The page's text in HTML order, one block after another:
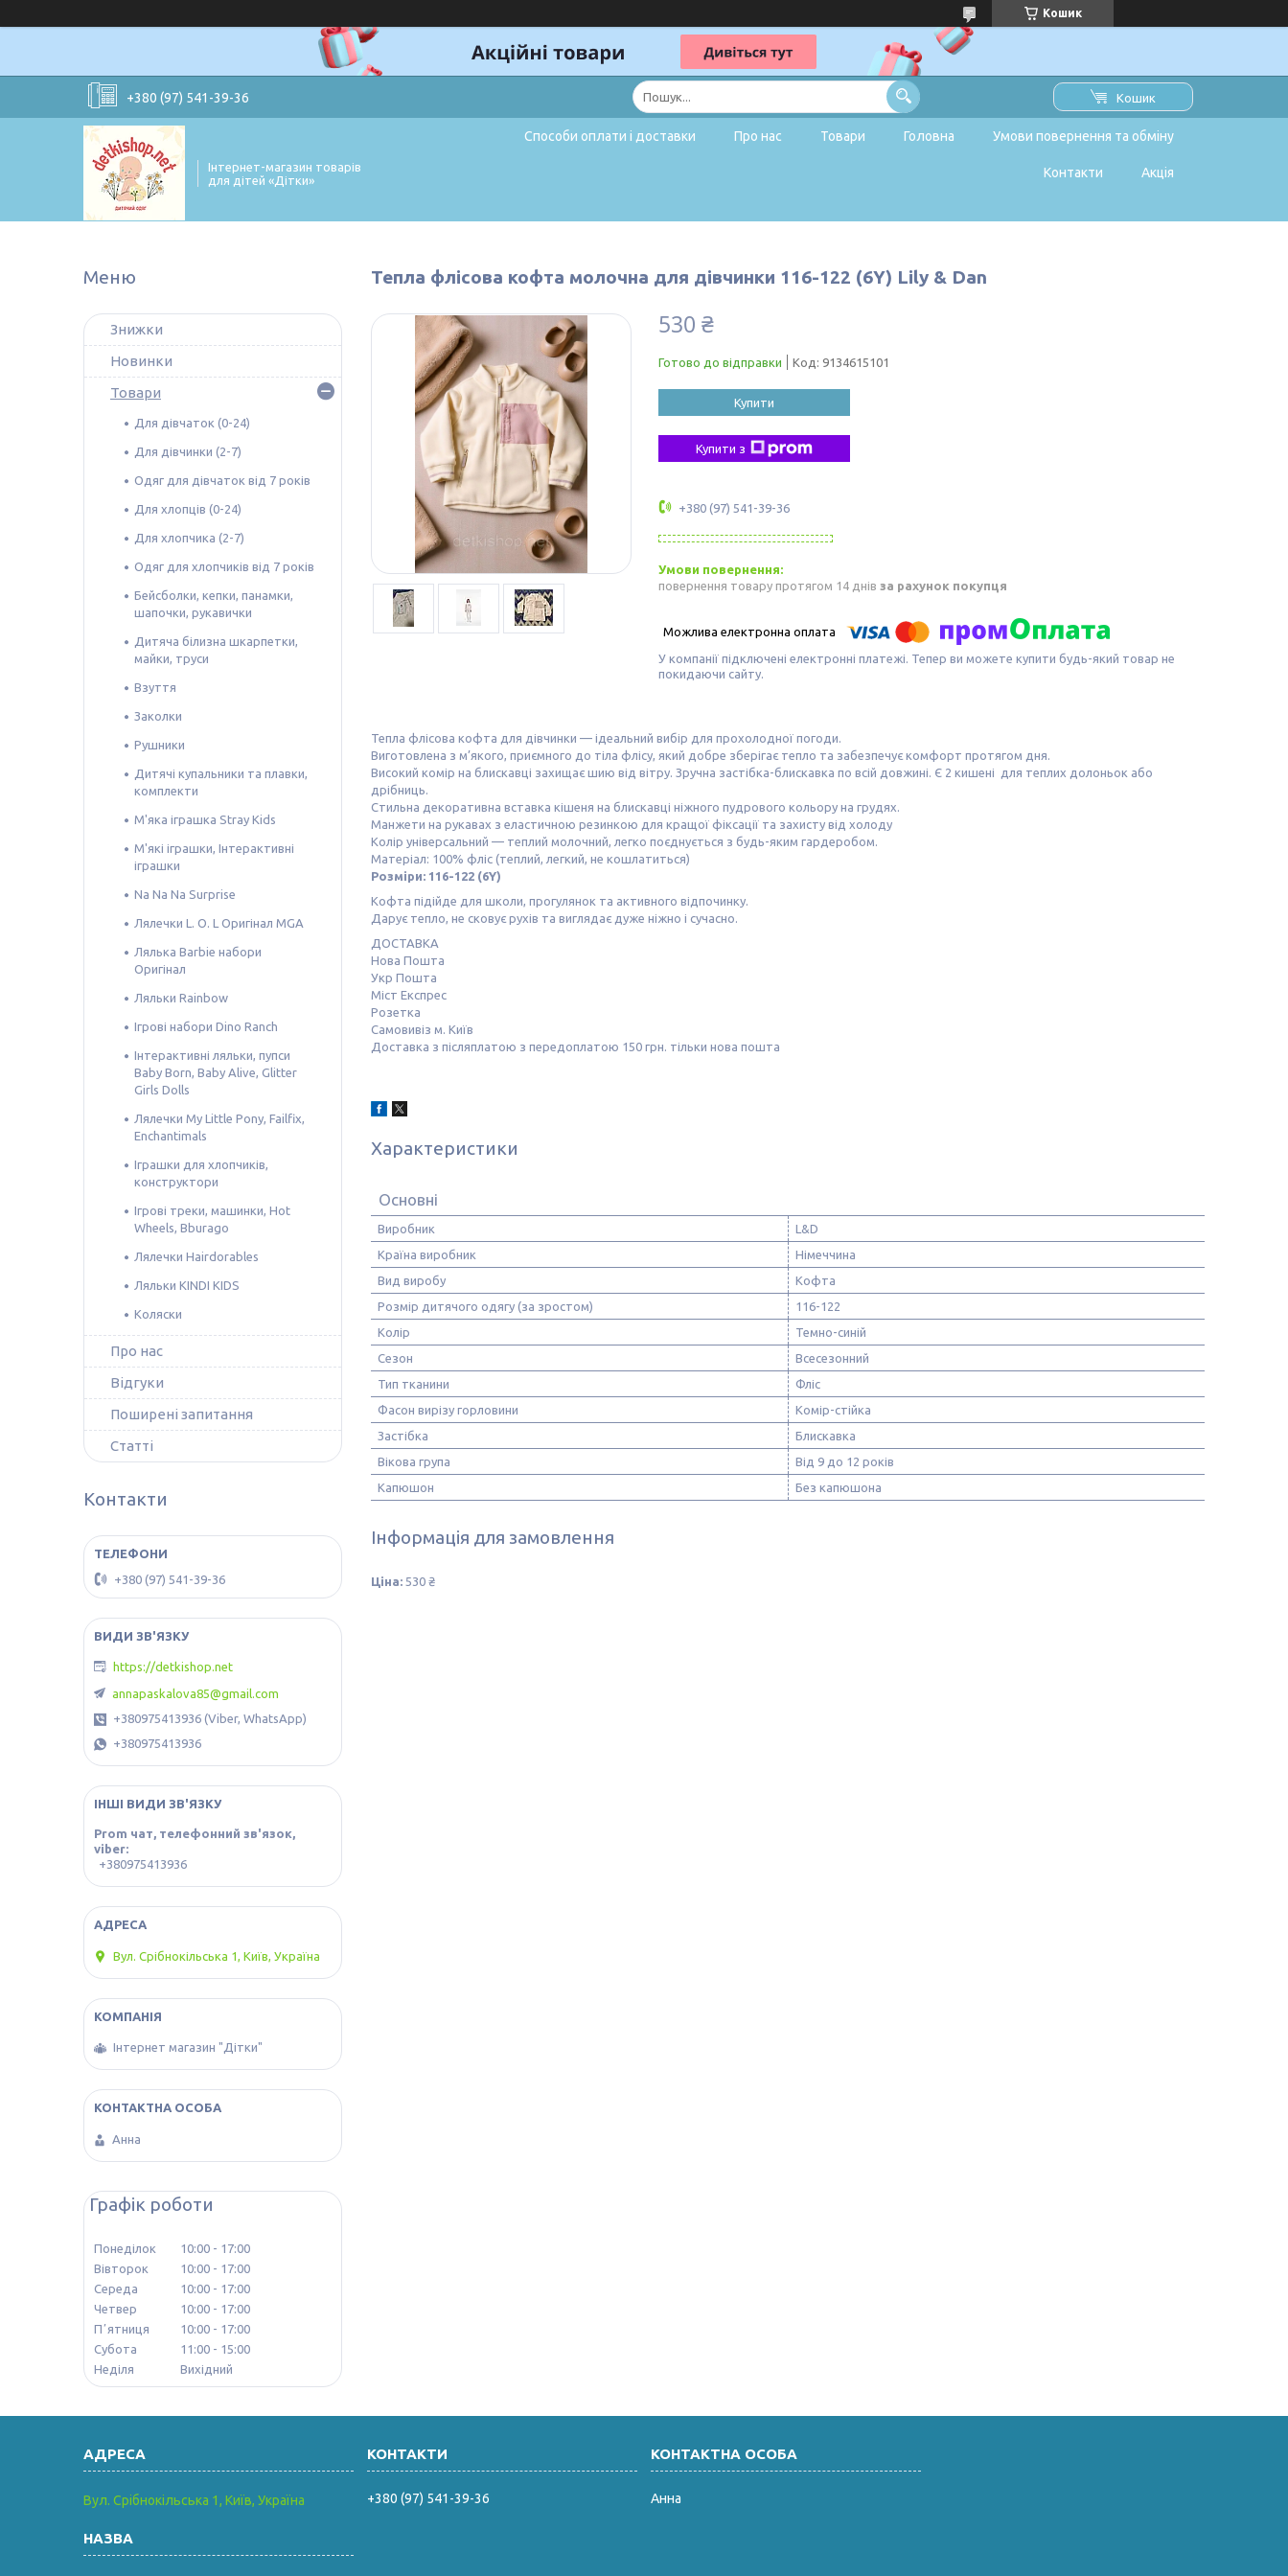
Кошик
+380 (97) 541-39-36 Кошик
Інтернет-магазин товарів
для дітей «Дітки»
Способи оплати і доставки Про нас Товари Головна Умови повернення та обміну
Контакти Акція
Тепла флісова кофта молочна для дівчинки 116-122 (6Y) Lily & Dan
530 ₴
Готово до відправки Код: 9134615101
Купити
Купити з
+380 (97) 541-39-36
повернення товару протягом 14 днів за рахунок покупця
У компанії підключені електронні платежі. Тепер ви можете купити будь-який товар не
покидаючи сайту.
Тепла флісова кофта для дівчинки — ідеальний вибір для прохолодної погоди.
Виготовлена з м’якого, приємного до тіла флісу, який добре зберігає тепло та забезпечує комфорт протягом дня.
Високий комір на блискавці захищає шию від вітру. Зручна застібка-блискавка по всій довжині. Є 2 кишені для теплих долоньок або
дрібниць.
Стильна декоративна вставка кішеня на блискавці ніжного пудрового кольору на грудях.
Манжети на рукавах з еластичною резинкою для кращої фіксації та захисту від холоду
Колір універсальний — теплий молочний, легко поєднується з будь-яким гардеробом.
Матеріал: 100% фліс (теплий, легкий, не кошлатиться)
Розміри: 116-122 (6Y)
Кофта підійде для школи, прогулянок та активного відпочинку.
Дарує тепло, не сковує рухів та виглядає дуже ніжно і сучасно.
ДОСТАВКА
Нова Пошта
Укр Пошта
Міст Експрес
Розетка
Самовивіз м. Київ
Доставка з післяплатою з передоплатою 150 грн. тільки нова пошта
Характеристики
Основні
Виробник
L&D
Країна виробник
Німеччина
Вид виробу
Кофта
Розмір дитячого одягу (за зростом)
116-122
Колір
Темно-синій
Сезон
Всесезонний
Тип тканини
Фліс
Фасон вирізу горловини
Комір-стійка
Застібка
Блискавка
Вікова група
Від 9 до 12 років
Капюшон
Без капюшона
Інформація для замовлення
Ціна: 530 ₴
Знижки
Новинки
Товари
Для дівчаток (0-24)
Для дівчинки (2-7)
Одяг для дівчаток від 7 років
Для хлопців (0-24)
Для хлопчика (2-7)
Одяг для хлопчиків від 7 років
Бейсболки, кепки, панамки,
шапочки, рукавички
Дитяча білизна шкарпетки,
майки, труси
Взуття
Заколки
Рушники
Дитячі купальники та плавки,
комплекти
М'яка іграшка Stray Kids
М'які іграшки, Інтерактивні
іграшки
Na Na Na Surprise
Лялечки L. O. L Оригінал MGA
Лялька Barbie набори
Оригінал
Ляльки Rainbow
Ігрові набори Dino Ranch
Інтерактивні ляльки, пупси
Baby Born, Baby Alive, Glitter
Girls Dolls
Лялечки My Little Pony, Failfix,
Enchantimals
Іграшки для хлопчиків,
конструктори
Ігрові треки, машинки, Hot
Wheels, Bburago
Лялечки Hairdorables
Ляльки KINDI KIDS
Коляски
Про нас
Відгуки
Поширені запитання
Статті
Контакти
+380 (97) 541-39-36
https://detkishop.net
annapaskalova85@gmail.com
+380975413936 (Viber, WhatsApp)
+380975413936
ІНШІ ВИДИ ЗВ'ЯЗКУ
Prom чат, телефонний зв'язок,
viber
+380975413936
Вул. Срібнокільська 1, Київ, Україна
Інтернет магазин "Дітки"
Анна
Графік роботи
Понеділок 10:00
17:00
Вівторок
10:00
17:00
Середа
10:00
17:00
Четвер
10:00
17:00
Пʼятниця
10:00
17:00
Субота
11:00
15:00
Неділя
Вихідний
Вул. Срібнокільська 1, Київ, Україна +380 (97) 541-39-36 Анна